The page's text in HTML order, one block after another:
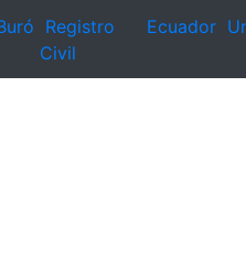
Registro
Civil
Ecuador